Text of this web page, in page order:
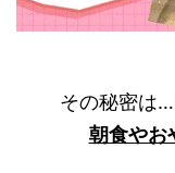
その秘密は
朝食やお